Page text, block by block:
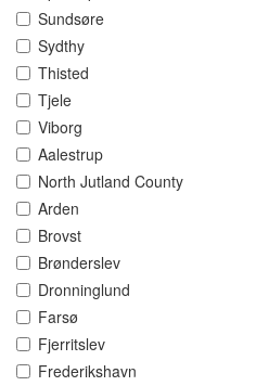
Sundsøre
Sydthy
Thisted
Tjele
Viborg
Aalestrup
North Jutland County
Arden
Brovst
Brønderslev
Dronninglund
Farsø
Fjerritslev
Frederikshavn